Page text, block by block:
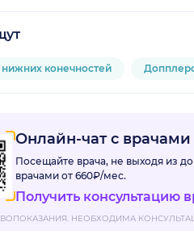
конечностей
Онлайн-чат с врачами
Посещайте врача, не выходя из
врачами от 660₽/мес.
Получить консультацию
НЕОБХОДИМА